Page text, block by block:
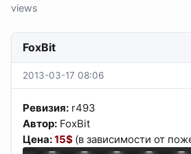
views
FoxBit
2013-03-17 08:06
Ревизия: r493
Автор: FoxBit
Цена:15$ (в зависимости от